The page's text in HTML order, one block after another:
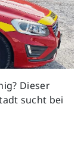
Dieser
sucht bei